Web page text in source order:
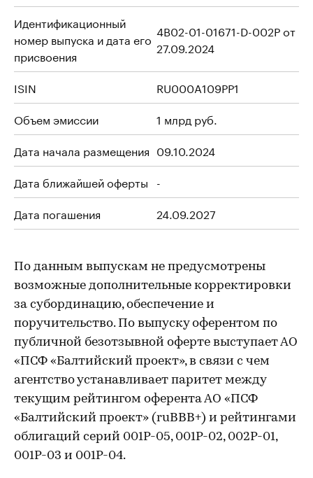
Идентификационный
номер выпуска и дата его
присвоения
4B02-01-01671-D-002P от
27.09.2024
ISIN
RU000A109PP1
Объем эмиссии
1 млрд руб.
Дата начала размещения 09.10.2024
Дата ближайшей оферты -
Дата погашения
24.09.2027
По данным выпускам не предусмотрены
возможные дополнительные корректировки
за субординацию, обеспечение и
поручительство. По выпуску оферентом по
публичной безотзывной оферте выступает АО
«ПСФ «Балтийский проект», в связи с чем
агентство устанавливает паритет между
текущим рейтингом оферента АО «ПСФ
«Балтийский проект» (ruBBB+) и рейтингами
облигаций серий 001Р-05, 001Р-02, 002Р-01,
001Р-03 и 001Р-04.